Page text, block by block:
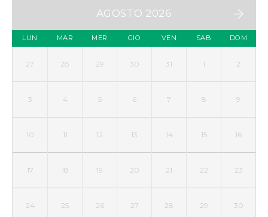
AGOSTO 2026
LUN MAR MER GIO VEN SAB DOM
27 28 29 30 31 1 2
3 4 5 6 7 8 9
10 11 12 13 14 15 16
17 18 19 20 21 22 23
24 25 26 27 28 29 30